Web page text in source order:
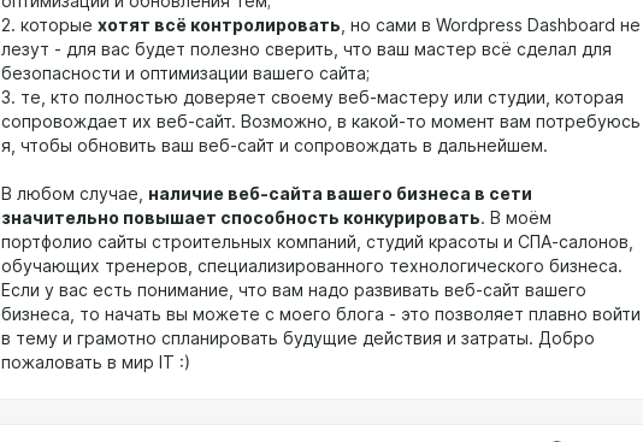
2. которые хотят всё контролировать , но сами в Wordpress Dashboard не
лезут - для вас будет полезно сверить, что ваш мастер всё сделал для
безопасности и оптимизации вашего сайта;
3. те, кто полностью доверяет своему веб-мастеру или студии, которая
сопровождает их веб-сайт. Возможно, в какой-то момент вам потребуюсь
я, чтобы обновить ваш веб-сайт и сопровождать в дальнейшем.
В любом случае, наличие веб-сайта вашего бизнеса в сети
значительно повышает способность конкурировать. В моём
портфолио сайты строительных компаний, студий красоты и СПА-салонов,
обучающих тренеров, специализированного технологического бизнеса.
Если у вас есть понимание, что вам надо развивать веб-сайт вашего
бизнеса, то начать вы можете с моего блога - это позволяет плавно войти
в тему и грамотно спланировать будущие действия и затраты. Добро
пожаловать в мир IT :)